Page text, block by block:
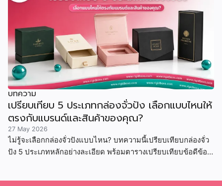
บทความ
เปรียบเทียบ 5 ประเภทกล่องจั่วปัง เลือกแบบไหนให้
ตรงกับแบรนด์และสินค้าของคุณ?
27 May 2026
ไม่รู้จะเลือกกล่องจั่วปังแบบไหน? บทความนี้เปรียบเทียบกล่องจั่ว
ปัง 5 ประเภทหลักอย่างละเอียด พร้อมตารางเปรียบเทียบข้อดีข้อ